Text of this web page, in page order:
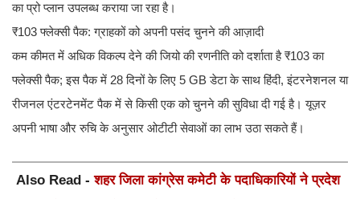
का प्रो प्लान उपलब्ध कराया जा रहा है।
₹103 फ्लेक्सी पैक: ग्राहकों को अपनी पसंद चुनने की आज़ादी
कम कीमत में अधिक विकल्प देने की जियो की रणनीति को दर्शाता है ₹103 का
फ्लेक्सी पैक; इस पैक में 28 दिनों के लिए 5 GB डेटा के साथ हिंदी, इंटरनेशनल या
रीजनल एंटरटेनमेंट पैक में से किसी एक को चुनने की सुविधा दी गई है। यूज़र
अपनी भाषा और रुचि के अनुसार ओटीटी सेवाओं का लाभ उठा सकते हैं।
Also Read -शहर जिला कांग्रेस कमेटी के पदाधिकारियों ने प्रदेश